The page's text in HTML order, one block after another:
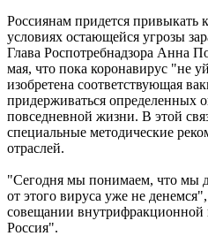
Россиянам придется
условиях остающейся угрозы
Глава Роспотребнадзора Анна
мая, что пока коронавирус "не
изобретена соответствующая
придерживаться определенных
повседневной жизни. В этой
специальные методические
отраслей.
"Сегодня мы понимаем, что мы
от этого вируса уже не
совещании
Россия".